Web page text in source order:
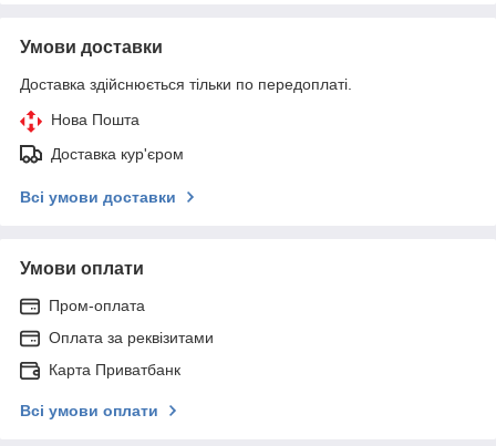
Умови доставки
Доставка здійснюється тільки по передоплаті.
Нова Пошта
Доставка кур'єром
Всі умови доставки
Умови оплати
Пром-оплата
Оплата за реквізитами
Карта Приватбанк
Всі умови оплати